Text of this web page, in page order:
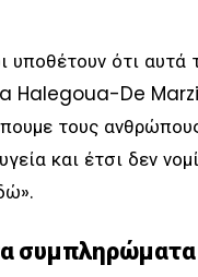
υποθέτουν ότι
Halegoua-De
τους
και έτσι δεν